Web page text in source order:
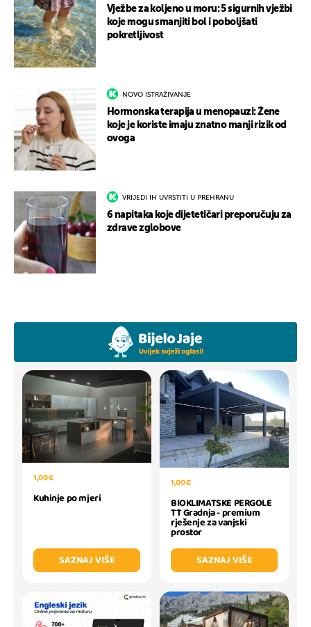
Vježbe za koljeno u moru: 5 sigurnih vježbi
koje mogu smanjiti bol i poboljšati
pokretljivost
NOVO ISTRAŽIVANJE
Hormonska terapija u menopauzi: Žene
koje je koriste imaju znatno manji rizik od
ovoga
VRIJEDI IH UVRSTITI U PREHRANU
6 napitaka koje dijetetičari preporučuju za
zdrave zglobove
1,00 €
Kuhinje po mjeri
SAZNAJ VIŠE
1,00 €
BIOKLIMATSKE PERGOLE
TT Gradnja - premium
rješenje za vanjski
prostor
SAZNAJ VIŠE